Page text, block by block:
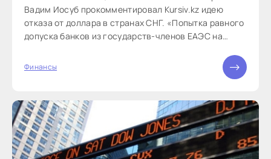
Вадим Иосуб прокомментировал Kursiv.kz идею
отказа от доллара в странах СНГ. «Попытка равного
допуска банков из государств-членов ЕАЭС на
В отличие от предложения полностью заместить
Финансы